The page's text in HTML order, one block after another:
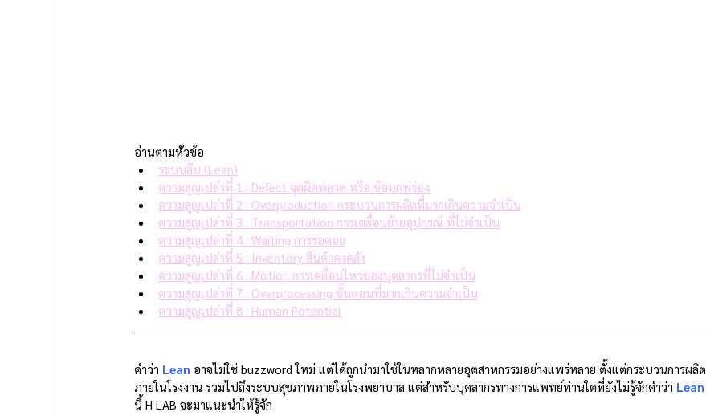
อ่านตามหัวข้อ
ระบบลีน (Lean)
ความสูญเปล่าที่ 1 : Defect จุดผิดพลาด หรือ ข้อบกพร่อง
ความสูญเปล่าที่ 2 : Overproduction กระบวนการผลิตที่มากเกินความจำเป็น
ความสูญเปล่าที่ 3 : Transportation การเคลื่อนย้ายอุปกรณ์ ที่ไม่จำเป็น
ความสูญเปล่าที่ 4 : Waiting การรอคอย
ความสูญเปล่าที่ 5 : Inventory สินค้าคงคลัง
ความสูญเปล่าที่ 6 : Motion การเคลื่อนไหวของบุคลากรที่ไม่จำเป็น
ความสูญเปล่าที่ 7 : Overprocessing ขั้นตอนที่มากเกินความจำเป็น
ความสูญเปล่าที่ 8 : Human Potential
คำว่า Lean อาจไม่ใช่ buzzword ใหม่ แต่ได้ถูกนำมาใช้ในหลากหลายอุตสาหกรรมอย่างแพร่หลาย ตั้งแต่กระบวนการผลิต
ภายในโรงงาน รวมไปถึงระบบสุขภาพภายในโรงพยาบาล แต่สำหรับบุคลากรทางการแพทย์ท่านใดที่ยังไม่รู้จักคำว่า Lean
นี้ H LAB จะมาแนะนำให้รู้จัก